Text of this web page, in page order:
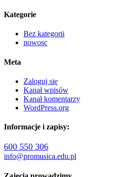
Kategorie
Bez kategorii
nowosc
Meta
Zaloguj się
Kanał wpisów
Kanał komentarzy
WordPress.org
Informacje i zapisy:
600 550 306
info@promusica.edu.pl